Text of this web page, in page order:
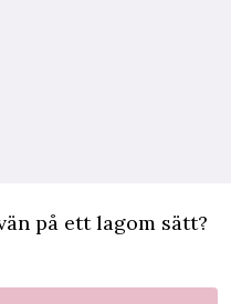
på ett lagom sätt?